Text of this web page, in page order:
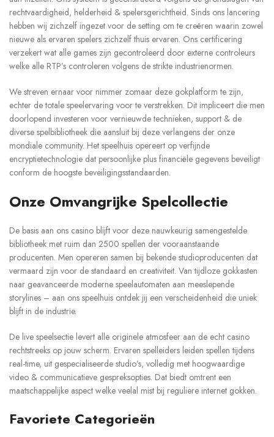
rechtvaardigheid, helderheid & spelersgerichtheid. Sinds ons lancering
hebben wij zichzelf ingezet voor de setting om te creëren waarin zowel
nieuwe als ervaren spelers zichzelf thuis ervaren. Ons certificering
verzekert wat alle games zijn gecontroleerd door externe controleurs
welke alle RTP’s controleren volgens de strikte industrienormen.
We streven ernaar voor nimmer zomaar deze gokplatform te zijn,
echter de totale speelervaring voor te verstrekken. Dit impliceert die men
doorlopend investeren voor vernieuwde technieken, support & de
diverse spelbibliotheek die aansluit bij deze verlangens der onze
mondiale community. Het speelhuis opereert op verfijnde
encryptietechnologie dat persoonlijke plus financiële gegevens beveiligt
conform de hoogste beveiligingsstandaarden.
Onze Omvangrijke Spelcollectie
De basis aan ons casino blijft voor deze nauwkeurig samengestelde
bibliotheek met ruim dan 2500 spellen der vooraanstaande
producenten. Men opereren samen bij bekende studioproducenten dat
vermaard zijn voor de standaard en creativiteit. Van tijdloze gokkasten
naar geavanceerde moderne speelautomaten aan meeslepende
storylines – aan ons speelhuis ontdek jij een verscheidenheid die uniek
blijft in de industrie.
De live speelsectie levert alle originele atmosfeer aan de echt casino
rechtstreeks op jouw scherm. Ervaren spelleiders leiden spellen tijdens
real-time, uit gespecialiseerde studio’s, volledig met hoogwaardige
video & communicatieve gespreksopties. Dat biedt omtrent een
maatschappelijke aspect welke veelal mist bij reguliere internet gokken.
Favoriete Categorieën